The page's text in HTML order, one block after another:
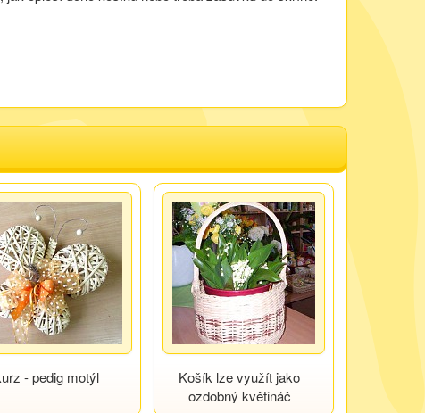
- pedig motýl
Košík lze využít jako
ozdobný květináč